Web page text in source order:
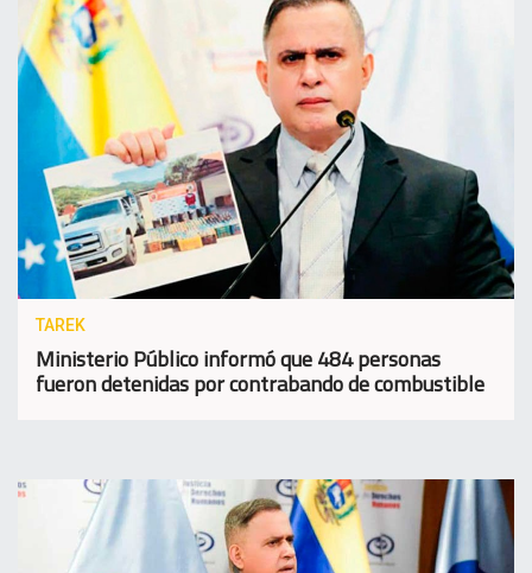
TAREK
Ministerio Público informó que 484 personas
fueron detenidas por contrabando de combustible